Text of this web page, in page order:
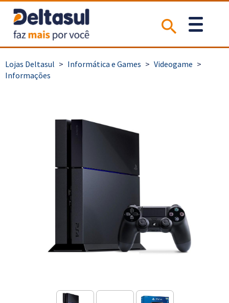
> Informática e Games > Videogame >
Informações